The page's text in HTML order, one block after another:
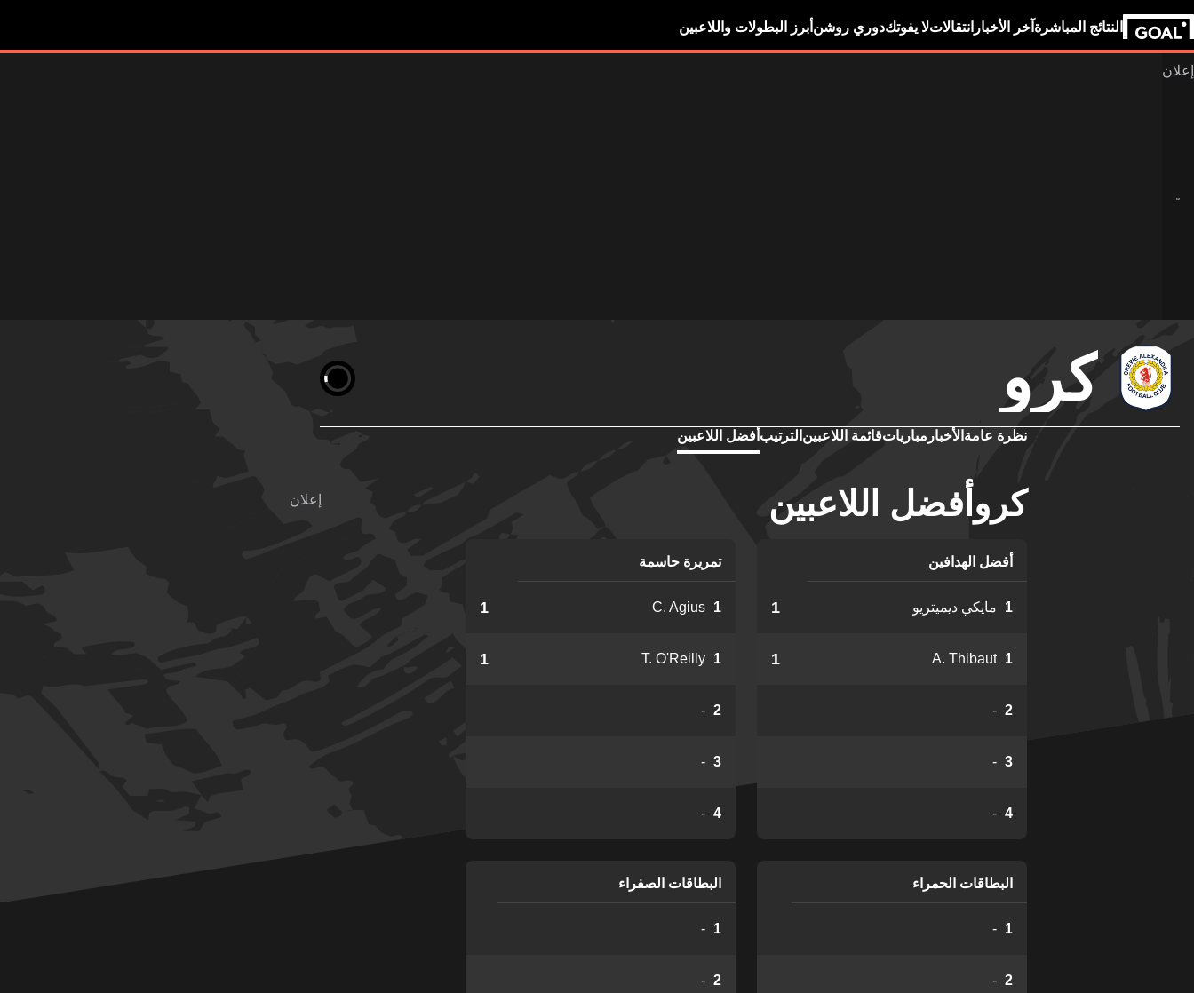
النتائج المباشرة آخر الأخبار انتقالاتلا يفوتكدوري روشن أبرز البطولات واللاعبين
كرو
نظرة عامة الأخبار مبارياتقائمة اللاعبين الترتيب أفضل اللاعبين
كروأفضل اللاعبين
أفضل الهدافين
1 مايكي ديميتريو 1
1
A. Thibaut
1
2
-
3
-
4
-
تمريرة حاسمة
1
C. Agius
1
1
T. O'Reilly
1
2
-
3
-
4
-
البطاقات الحمراء
1
-
2
-
البطاقات الصفراء
1
-
2
-